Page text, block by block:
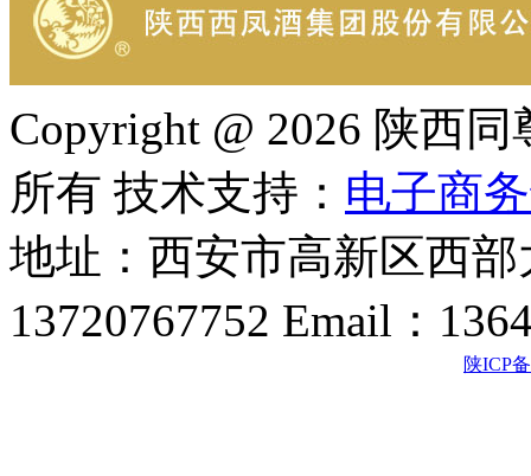
Copyright @ 2026 陕西
所有 技术支持： 电子商
地址：西安市高新区西
13720767752 Email：
陕ICP